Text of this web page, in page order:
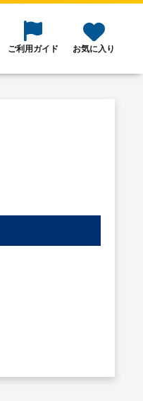
ご利用ガイド お気に入り